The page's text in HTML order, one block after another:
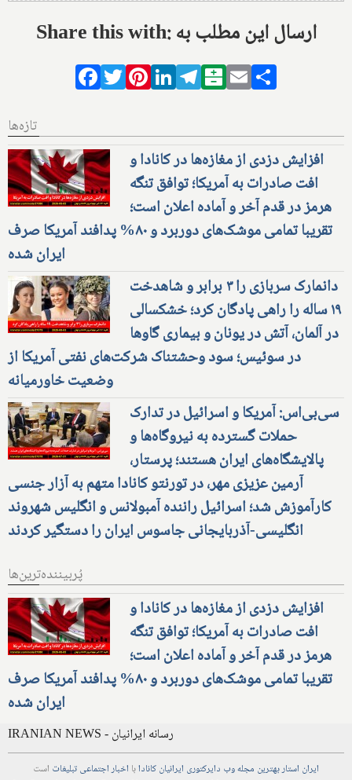
Share this with: ارسال این مطلب به
Facebook
TwitterPinterestLinkedIn
Telegram
Balatarin
Email
تازه‌ها
افزایش دزدی از مغازه‌ها در کانادا و
افت صادرات به آمریکا؛ توافق تنگه
هرمز در قدم آخر و آماده اعلان است؛
تقریبا تمامی موشک‌های دوربرد و ۸۰% پدافند آمریکا صرف
ایران شده
دانمارک سربازی را ۳ برابر و شاهدخت
۱۹ ساله را راهی پادگان کرد؛ خشکسالی
در آلمان، آتش در یونان و بیماری گاوها
در سوئیس؛ سود وحشتناک شرکت‌های نفتی آمریکا از
وضعیت خاورمیانه
سی‌بی‌اس: آمریکا و اسرائیل در تدارک
حملات گسترده به نیروگاه‌ها و
پالایشگاه‌های ایران هستند؛ پرستار،
آرمین عزیزی مهر، در تورنتو کانادا متهم به آزار جنسی
کارآموزش شد؛ اسرائیل راننده آمبولانس و انگلیس شهروند
انگلیسی-آذربایجانی جاسوس ایران را دستگیر کردند
پُربیننده‌ترین‌ها
افزایش دزدی از مغازه‌ها در کانادا و
افت صادرات به آمریکا؛ توافق تنگه
هرمز در قدم آخر و آماده اعلان است؛
تقریبا تمامی موشک‌های دوربرد و ۸۰% پدافند آمریکا صرف
ایران شده
IRANIAN NEWS - رسانه ایرانیان
ایران استاربهترین مجلهوب دایرکتوری ایرانیان کانادابا اخباراجتماعیتبلیغات است